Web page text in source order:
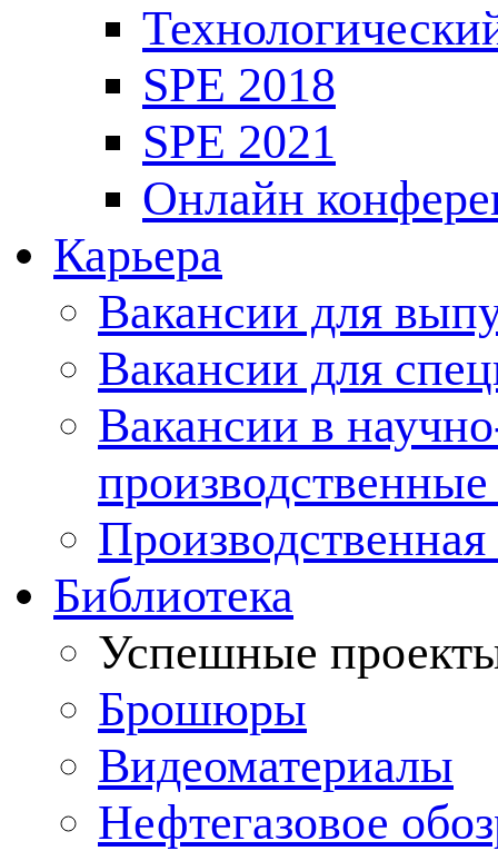
SPE 2018
SPE 2021
Онлайн
Карьера
Вакансии для
Вакансии для
Вакансии в
Производственная
Библиотека
Успешные
Брошюры
Видеоматериалы
Нефтегазовое